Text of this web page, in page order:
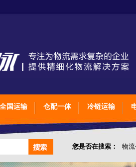
全国运输 仓配一体 冷链运输
您是否在搜索： 物
仓储综合专业定制物